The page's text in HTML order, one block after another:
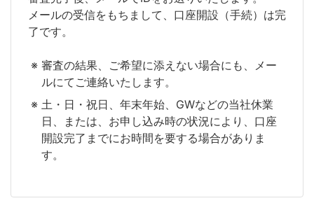
メールの受信をもちまして、口座開設（手続）は完
了です。
審査の結果、ご希望に添えない場合にも、メー
ルにてご連絡いたします。
土・日・祝日、年末年始、GWなどの当社休業
日、または、お申し込み時の状況により、口座
開設完了までにお時間を要する場合がありま
す。